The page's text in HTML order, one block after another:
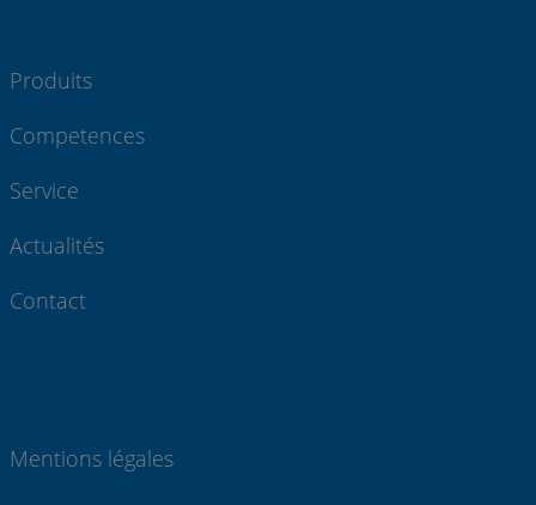
Produits
Competences
Service
Actualités
Contact
Mentions légales